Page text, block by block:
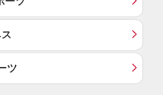
ツ